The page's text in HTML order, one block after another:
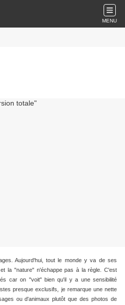
MENU
Aujourd'hui, tout le monde y va de ses
la "nature" n'échappe pas à la règle. C'est
car on "voit" bien qu'il y a une sensibilité
presque exclusifs, je remarque une nette
ou d'animaux plutôt que des photos de